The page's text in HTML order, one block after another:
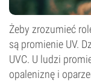
Żeby zrozumieć
są promienie UV.
UVC. U ludzi
opaleniznę i